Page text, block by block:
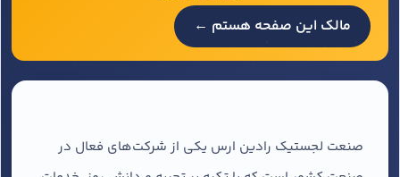
مالک این صفحه هستم ←
صنعت لجستیک رادین ارس یکی از شرکت‌های فعال در